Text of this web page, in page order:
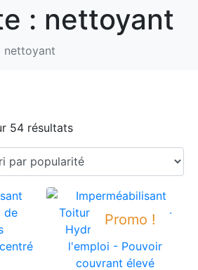
: nettoyant
nettoyant
54 résultats
Promo !